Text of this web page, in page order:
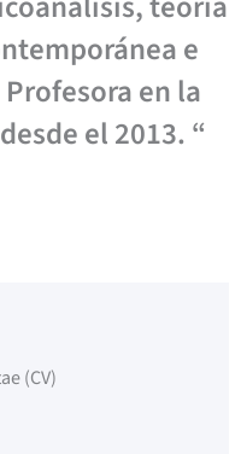
e
en la
el 2013. “
(CV)